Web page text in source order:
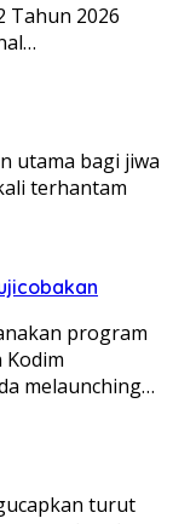
Tahun 2026
utama bagi jiwa
terhantam
program
Kodim
melaunching…
turut